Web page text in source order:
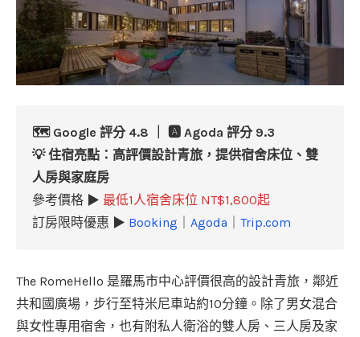
🗺️ Google 評分 4.8 ｜ 🅰️ Agoda 評分 9.3
💡 住宿亮點：高評價設計青旅，提供宿舍床位、雙
人房與家庭房
參考價格 ▶ 最低1人宿舍床位 NT$1,800起
訂房限時優惠 ▶ Booking Agoda Trip.com
The RomeHello 是羅馬市中心評價很高的設計青旅，鄰近
共和國廣場，步行至特米尼車站約10分鐘。除了男女混合
與女性專用宿舍，也有附私人衛浴的雙人房、三人房及家